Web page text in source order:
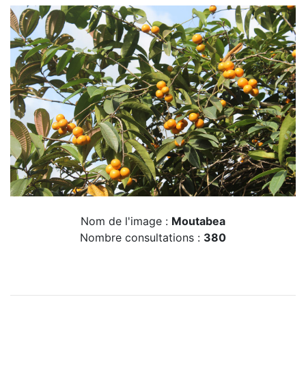
Nom de l'image : Moutabea
Nombre consultations : 380